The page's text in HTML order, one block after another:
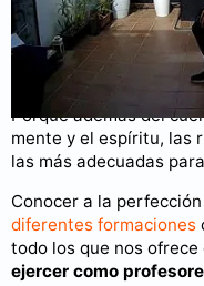
Puedes consultar
Rutina de Yoga
Porque además del
mente y el espíritu, las
las más adecuadas
Conocer a la perfección
diferentes formaciones
todo los que nos
ejercer como